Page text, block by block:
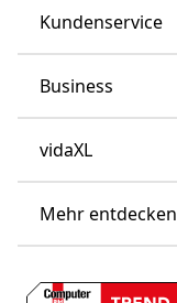
Kundenservice
Business
vidaXL
Mehr entdecken